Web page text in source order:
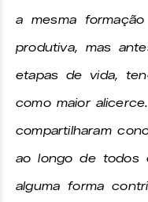
a mesma
produtiva, mas
etapas de vida,
como maior
compartilharam
ao longo de todos
alguma forma